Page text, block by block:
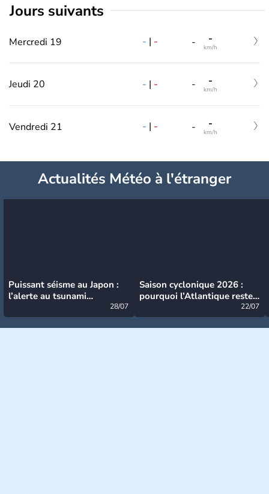
jours suivants
Mercredi 19 - | - - -
km/h
Jeudi 20 - | - - -
km/h
Vendredi 21 - | - - -
km/h
Actualités Météo à l'étranger
Puissant séisme au Japon :
l’alerte au tsunami
28/07
Saison cyclonique 2026 :
pourquoi l’Atlantique reste
22/07